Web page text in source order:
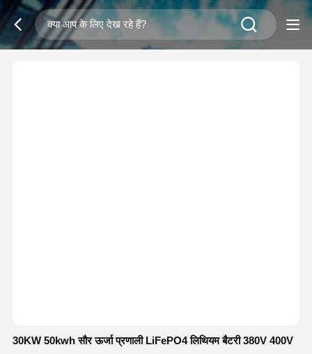
30KW 50kwh सौर ऊर्जा प्रणाली LiFePO4 लिथियम बैटरी 380V 400V